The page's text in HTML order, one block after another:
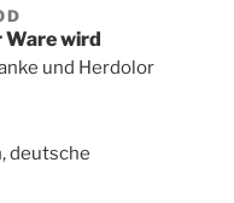
Ware wird
und Herdolor
deutsche